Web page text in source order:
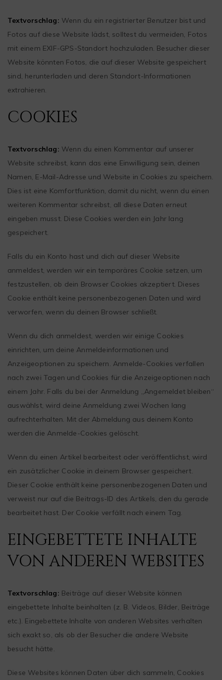
Textvorschlag: Wenn du ein registrierter Benutzer bist und
Fotos auf diese Website lädst, solltest du vermeiden, Fotos
mit einem EXIF-GPS-Standort hochzuladen. Besucher dieser
Website könnten Fotos, die auf dieser Website gespeichert
sind, herunterladen und deren Standort-Informationen
extrahieren.
COOKIES
Textvorschlag: Wenn du einen Kommentar auf unserer
Website schreibst, kann das eine Einwilligung sein, deinen
Namen, E-Mail-Adresse und Website in Cookies zu speichern.
Dies ist eine Komfortfunktion, damit du nicht, wenn du einen
weiteren Kommentar schreibst, all diese Daten erneut
eingeben musst. Diese Cookies werden ein Jahr lang
gespeichert.
Falls du ein Konto hast und dich auf dieser Website
anmeldest, werden wir ein temporäres Cookie setzen, um
festzustellen, ob dein Browser Cookies akzeptiert. Dieses
Cookie enthält keine personenbezogenen Daten und wird
verworfen, wenn du deinen Browser schließt.
Wenn du dich anmeldest, werden wir einige Cookies
einrichten, um deine Anmeldeinformationen und
Anzeigeoptionen zu speichern. Anmelde-Cookies verfallen
nach zwei Tagen und Cookies für die Anzeigeoptionen nach
einem Jahr. Falls du bei der Anmeldung „Angemeldet bleiben“
auswählst, wird deine Anmeldung zwei Wochen lang
aufrechterhalten. Mit der Abmeldung aus deinem Konto
werden die Anmelde-Cookies gelöscht.
Wenn du einen Artikel bearbeitest oder veröffentlichst, wird
ein zusätzlicher Cookie in deinem Browser gespeichert.
Dieser Cookie enthält keine personenbezogenen Daten und
verweist nur auf die Beitrags-ID des Artikels, den du gerade
bearbeitet hast. Der Cookie verfällt nach einem Tag.
EINGEBETTETE INHALTE
VON ANDEREN WEBSITES
Textvorschlag: Beiträge auf dieser Website können
eingebettete Inhalte beinhalten (z. B. Videos, Bilder, Beiträge
etc.). Eingebettete Inhalte von anderen Websites verhalten
sich exakt so, als ob der Besucher die andere Website
besucht hätte.
Diese Websites können Daten über dich sammeln, Cookies